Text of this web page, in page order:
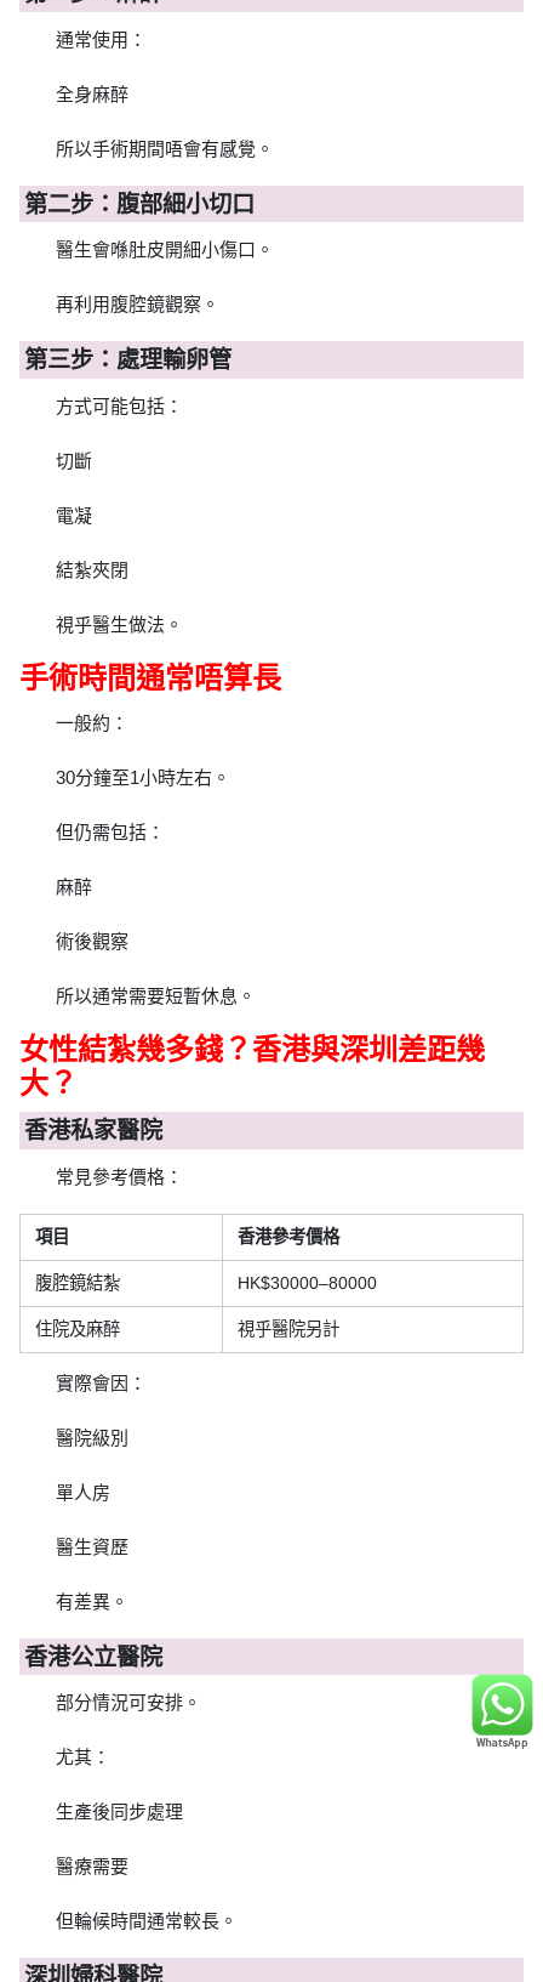
通常使用：
全身麻醉
所以手術期間唔會有感覺。
第二步：腹部細小切口
醫生會喺肚皮開細小傷口。
再利用腹腔鏡觀察。
第三步：處理輸卵管
方式可能包括：
切斷
電凝
結紮夾閉
視乎醫生做法。
手術時間通常唔算長
一般約：
30分鐘至1小時左右。
但仍需包括：
麻醉
術後觀察
所以通常需要短暫休息。
女性結紮幾多錢？香港與深圳差距幾
大？
香港私家醫院
常見參考價格：
項目 香港參考價格
腹腔鏡結紮 HK$30000–80000
住院及麻醉 視乎醫院另計
實際會因：
醫院級別
單人房
醫生資歷
有差異。
香港公立醫院
部分情況可安排。
尤其：
生產後同步處理
醫療需要
但輪候時間通常較長。
深圳婦科醫院